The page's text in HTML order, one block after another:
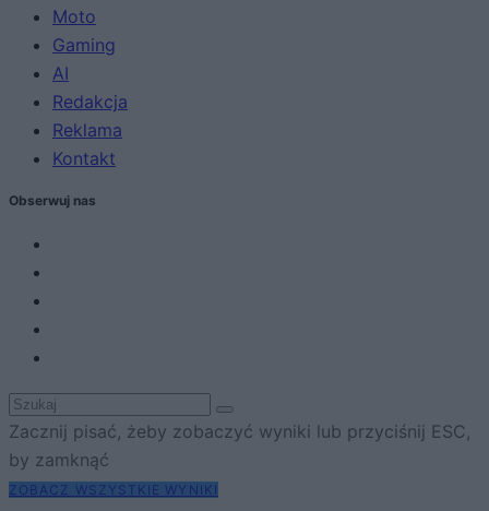
Moto
Gaming
AI
Redakcja
Reklama
Kontakt
Obserwuj nas
Zacznij pisać, żeby zobaczyć wyniki lub przyciśnij ESC,
by zamknąć
ZOBACZ WSZYSTKIE WYNIKI